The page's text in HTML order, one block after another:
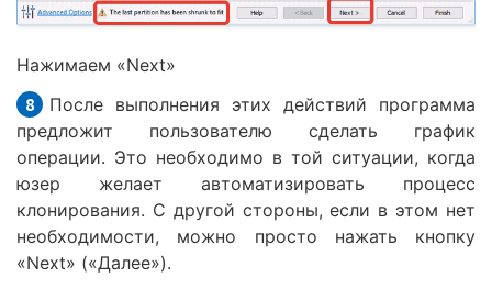
Нажимаем «Next»
После выполнения этих действий программа
предложит пользователю сделать график
операции. Это необходимо в той ситуации, когда
юзер желает автоматизировать процесс
клонирования. С другой стороны, если в этом нет
необходимости, можно просто нажать кнопку
«Next» («Далее»).